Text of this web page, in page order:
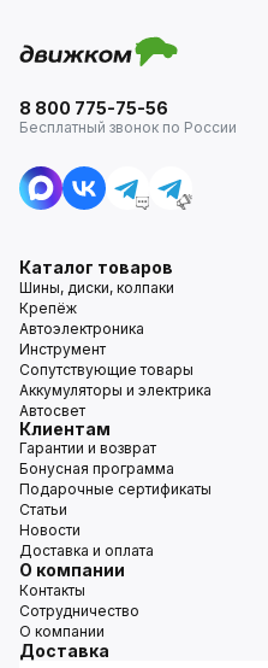
8 800 775-75-56
Бесплатный звонок по России
Каталог товаров
Шины, диски, колпаки
Крепёж
Автоэлектроника
Инструмент
Сопутствующие товары
Аккумуляторы и электрика
Автосвет
Клиентам
Гарантии и возврат
Бонусная программа
Подарочные сертификаты
Статьи
Новости
Доставка и оплата
О компании
Контакты
Сотрудничество
О компании
Доставка